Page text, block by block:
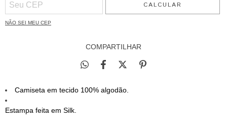
CALCULAR
NÃO SEI MEU CEP
COMPARTILHAR
Camiseta em tecido 100% algodão.
Estampa feita em Silk.